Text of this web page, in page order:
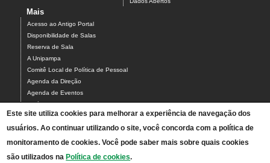
Mais
Acesso ao Antigo Portal
Disponibilidade de Salas
Reserva de Sala
A Unipampa
Comitê Local de Política de Pessoal
Agenda da Direção
Agenda de Eventos
Estágios
Relatório de Gestão
Infraestrutura do Campus
Este site utiliza cookies para melhorar a experiência de navegação dos
usuários. Ao continuar utilizando o site, você concorda com a política de
monitoramento de cookies. Você pode saber mais sobre quais cookies
são utilizados na Política de cookies.